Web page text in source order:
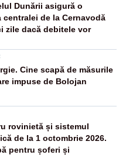
Dunării asigură o
de la Cernavodă
zile dacă debitele vor
Cine scapă de măsurile
impuse de Bolojan
rovinietă și sistemul
de la 1 octombrie 2026.
pentru șoferi și